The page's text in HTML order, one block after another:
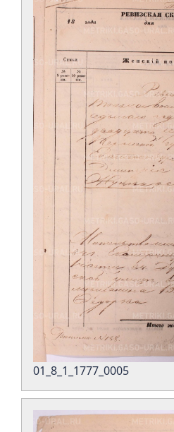
01_8_1_1777_0005